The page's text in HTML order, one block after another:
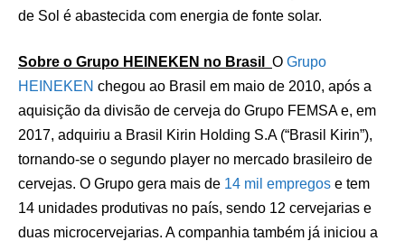
de Sol é abastecida com energia de fonte solar.
Sobre o Grupo HEINEKEN no Brasil O Grupo
HEINEKEN chegou ao Brasil em maio de 2010, após a
aquisição da divisão de cerveja do Grupo FEMSA e, em
2017, adquiriu a Brasil Kirin Holding S.A (“Brasil Kirin”),
tornando-se o segundo player no mercado brasileiro de
cervejas. O Grupo gera mais de 14 mil empregos e tem
14 unidades produtivas no país, sendo 12 cervejarias e
duas microcervejarias. A companhia também já iniciou a